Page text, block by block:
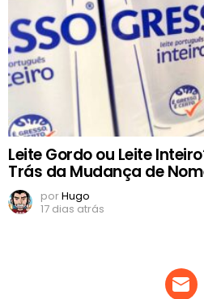
Leite Gordo ou Leite
Trás da Mudança de
porHugo
17 dias atrás